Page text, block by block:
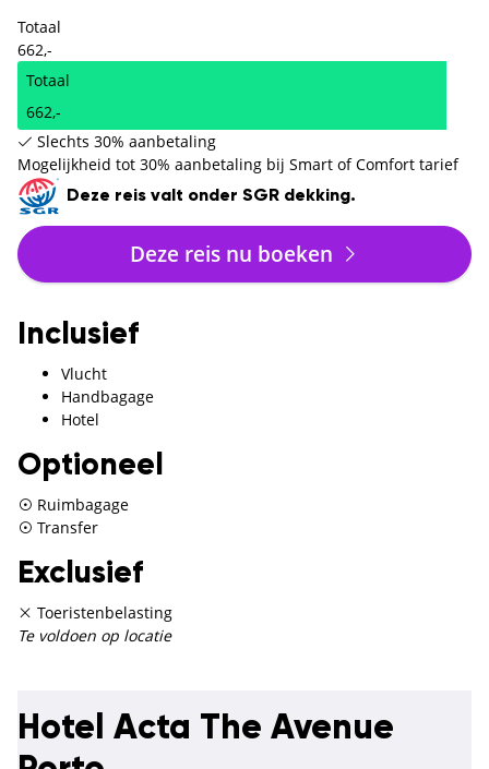
Totaal
662,-
Totaal
662,-
Slechts 30% aanbetaling
Mogelijkheid tot 30% aanbetaling bij Smart of Comfort tarief
Deze reis valt onder SGR dekking.
Deze reis nu boeken
Inclusief
Vlucht
Handbagage
Hotel
Optioneel
Ruimbagage
Transfer
Exclusief
Toeristenbelasting
Te voldoen op locatie
Hotel Acta The Avenue